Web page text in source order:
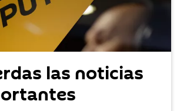
las noticias